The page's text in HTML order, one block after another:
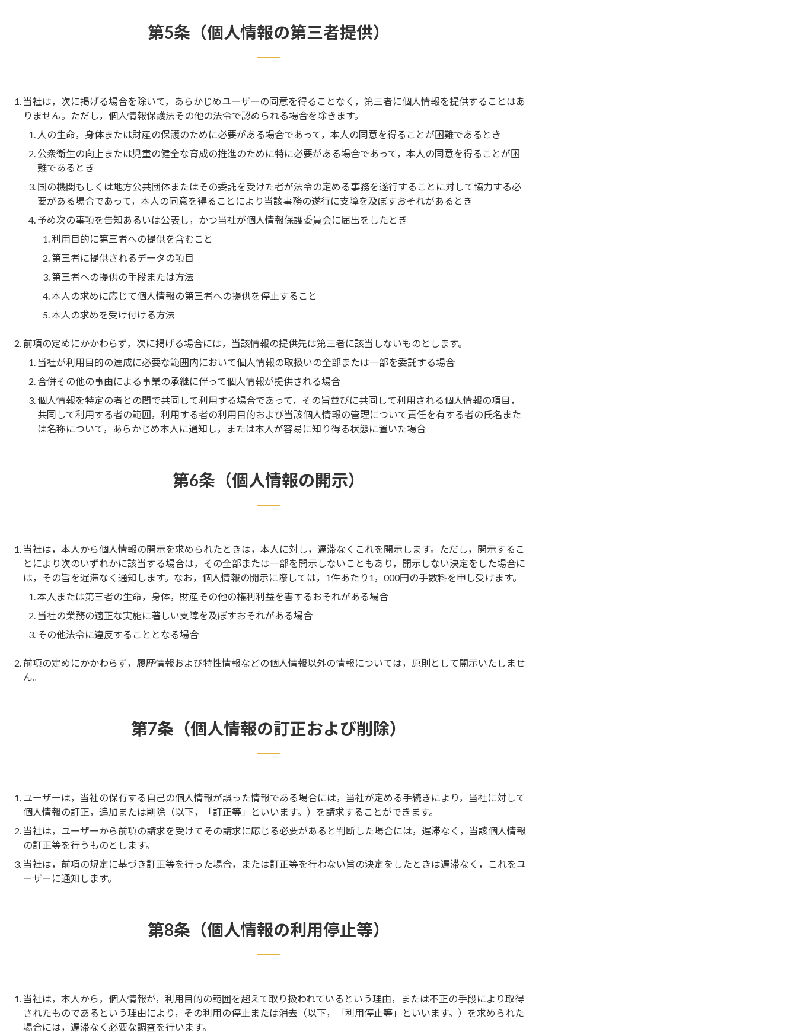
第5条（個人情報の第三者提供）
当社は，次に掲げる場合を除いて，あらかじめユーザーの同意を得ることなく，第三者に個人情報を提供することはあ
りません。ただし，個人情報保護法その他の法令で認められる場合を除きます。
人の生命，身体または財産の保護のために必要がある場合であって，本人の同意を得ることが困難であるとき
公衆衛生の向上または児童の健全な育成の推進のために特に必要がある場合であって，本人の同意を得ることが困
難であるとき
国の機関もしくは地方公共団体またはその委託を受けた者が法令の定める事務を遂行することに対して協力する必
要がある場合であって，本人の同意を得ることにより当該事務の遂行に支障を及ぼすおそれがあるとき
予め次の事項を告知あるいは公表し，かつ当社が個人情報保護委員会に届出をしたとき
利用目的に第三者への提供を含むこと
第三者に提供されるデータの項目
第三者への提供の手段または方法
本人の求めに応じて個人情報の第三者への提供を停止すること
本人の求めを受け付ける方法
前項の定めにかかわらず，次に掲げる場合には，当該情報の提供先は第三者に該当しないものとします。
当社が利用目的の達成に必要な範囲内において個人情報の取扱いの全部または一部を委託する場合
合併その他の事由による事業の承継に伴って個人情報が提供される場合
個人情報を特定の者との間で共同して利用する場合であって，その旨並びに共同して利用される個人情報の項目，
共同して利用する者の範囲，利用する者の利用目的および当該個人情報の管理について責任を有する者の氏名また
は名称について，あらかじめ本人に通知し，または本人が容易に知り得る状態に置いた場合
第6条（個人情報の開示）
当社は，本人から個人情報の開示を求められたときは，本人に対し，遅滞なくこれを開示します。ただし，開示するこ
とにより次のいずれかに該当する場合は，その全部または一部を開示しないこともあり，開示しない決定をした場合に
は，その旨を遅滞なく通知します。なお，個人情報の開示に際しては，1件あたり1，000円の手数料を申し受けます。
本人または第三者の生命，身体，財産その他の権利利益を害するおそれがある場合
当社の業務の適正な実施に著しい支障を及ぼすおそれがある場合
その他法令に違反することとなる場合
前項の定めにかかわらず，履歴情報および特性情報などの個人情報以外の情報については，原則として開示いたしませ
ん。
第7条（個人情報の訂正および削除）
ユーザーは，当社の保有する自己の個人情報が誤った情報である場合には，当社が定める手続きにより，当社に対して
個人情報の訂正，追加または削除（以下，「訂正等」といいます。）を請求することができます。
当社は，ユーザーから前項の請求を受けてその請求に応じる必要があると判断した場合には，遅滞なく，当該個人情報
の訂正等を行うものとします。
当社は，前項の規定に基づき訂正等を行った場合，または訂正等を行わない旨の決定をしたときは遅滞なく，これをユ
ーザーに通知します。
第8条（個人情報の利用停止等）
当社は，本人から，個人情報が，利用目的の範囲を超えて取り扱われているという理由，または不正の手段により取得
されたものであるという理由により，その利用の停止または消去（以下，「利用停止等」といいます。）を求められた
場合には，遅滞なく必要な調査を行います。